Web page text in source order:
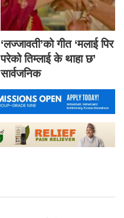
‘लज्जावती’को गीत ‘मलाई पिर
परेको तिम्लाई के थाहा छ’
सार्वजनिक